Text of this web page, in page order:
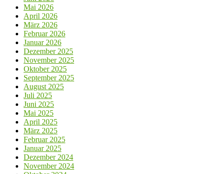
Mai 2026
April 2026
März 2026
Februar 2026
Januar 2026
Dezember 2025
November 2025
Oktober 2025
September 2025
August 2025
Juli 2025
Juni 2025
Mai 2025
April 2025
März 2025
Februar 2025
Januar 2025
Dezember 2024
November 2024